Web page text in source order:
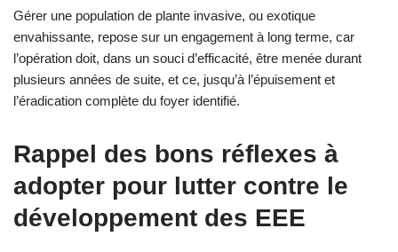
Gérer une population de plante invasive, ou exotique
envahissante, repose sur un engagement à long terme, car
l’opération doit, dans un souci d’efficacité, être menée durant
plusieurs années de suite, et ce, jusqu’à l’épuisement et
l’éradication complète du foyer identifié.
Rappel des bons réflexes à
adopter pour lutter contre le
développement des EEE